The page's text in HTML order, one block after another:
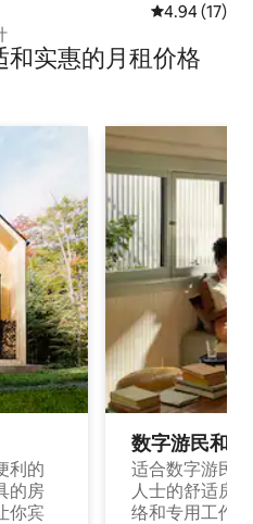
平均评分
4.94 (17)
实惠的月租价格
利的
的房
你宾
数字游民和
适合数字游民
人士的舒适房
络和专用工作